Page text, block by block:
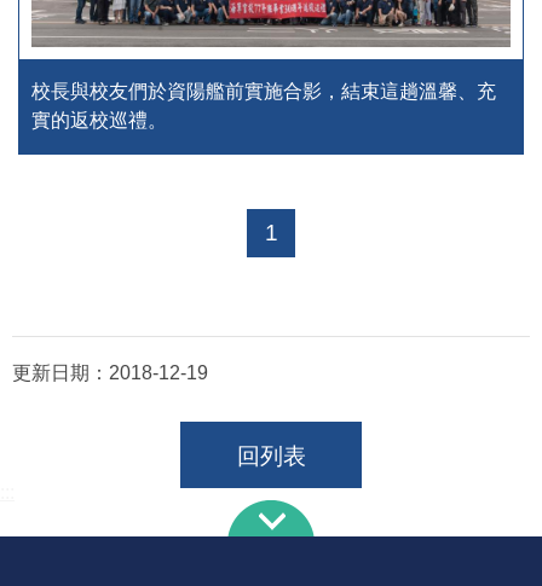
校長與校友們於資陽艦前實施合影，結束這趟溫馨、充
實的返校巡禮。
1
更新日期： 2018-12-19
回列表